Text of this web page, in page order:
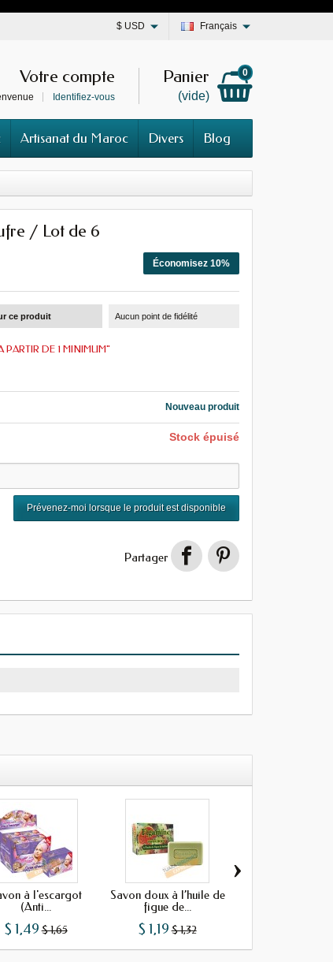
Français
$ USD
Panier
(vide)
0
Votre compte
Identifiez-vous
Artisanat du Maroc Divers Blog
/ Lot de 6
Économisez 10%
ce produit Aucun point de fidélité
PARTIR DE 1 MINIMUM"
Nouveau produit
Stock épuisé
Prévenez-moi lorsque le produit est disponible
Partager
à l'escargot
(Anti...
$ 1,49 $ 1,65
Savon doux à l’huile de
figue de...
$ 1,19 $ 1,32
›